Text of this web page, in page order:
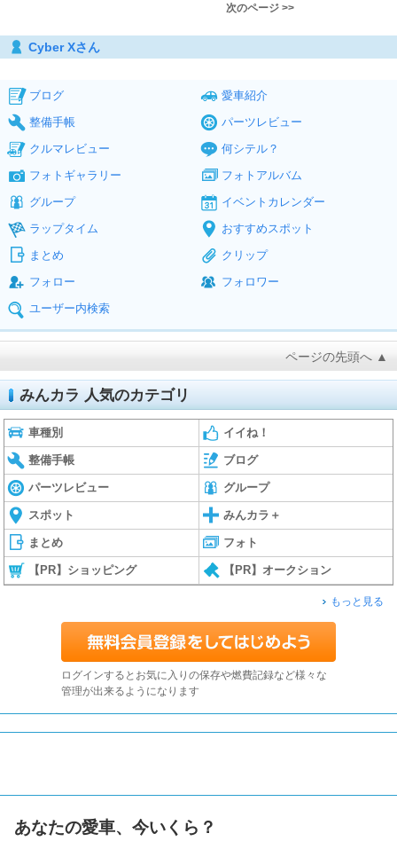
次のページ >>
Cyber Xさん
ブログ
愛車紹介
整備手帳
パーツレビュー
クルマレビュー
何シテル？
フォトギャラリー
フォトアルバム
グループ
イベントカレンダー
ラップタイム
おすすめスポット
まとめ
クリップ
フォロー
フォロワー
ユーザー内検索
ページの先頭へ ▲
みんカラ 人気のカテゴリ
車種別 イイね！
整備手帳 ブログ
パーツレビュー グループ
スポット みんカラ＋
まとめ フォト
【PR】ショッピング 【PR】オークション
もっと見る
ログインするとお気に入りの保存や燃費記録など様々な
管理が出来るようになります
あなたの愛車、今いくら？